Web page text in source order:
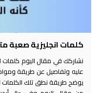
كلمات انجليزية صعبة
نشاركك في مقال اليوم كلمات
عليه وتفاصيل عن طريقة
يوضح طريقة نطق تلك الكلمات